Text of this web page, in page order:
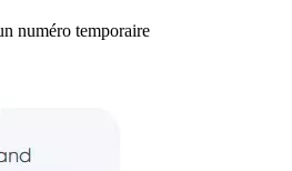
numéro temporaire